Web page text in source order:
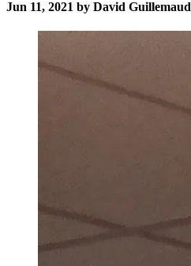
Jun 11, 2021 by David Guillemaud